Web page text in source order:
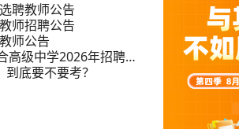
聘教师公告
师招聘公告
师公告
高级中学2026年招聘中
底要不要考？